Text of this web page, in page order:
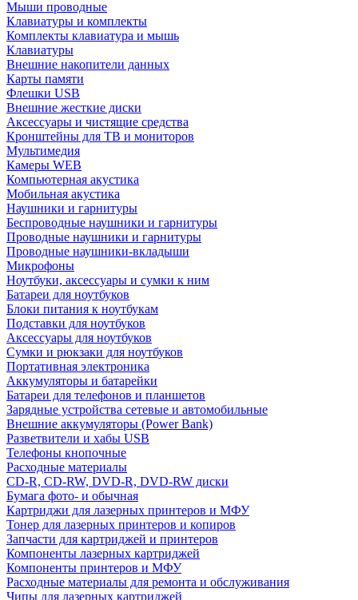
Мыши проводные
Клавиатуры и комплекты
Комплекты клавиатура и мышь
Клавиатуры
Внешние накопители данных
Карты памяти
Флешки USB
Внешние жесткие диски
Аксессуары и чистящие средства
Кронштейны для ТВ и мониторов
Мультимедия
Камеры WEB
Компьютерная акустика
Мобильная акустика
Наушники и гарнитуры
Беспроводные наушники и гарнитуры
Проводные наушники и гарнитуры
Проводные наушники-вкладыши
Микрофоны
Ноутбуки, аксессуары и сумки к ним
Батареи для ноутбуков
Блоки питания к ноутбукам
Подставки для ноутбуков
Аксессуары для ноутбуков
Сумки и рюкзаки для ноутбуков
Портативная электроника
Аккумуляторы и батарейки
Батареи для телефонов и планшетов
Зарядные устройства сетевые и автомобильные
Внешние аккумуляторы (Power Bank)
Разветвители и хабы USB
Телефоны кнопочные
Расходные материалы
CD-R, CD-RW, DVD-R, DVD-RW диски
Бумага фото- и обычная
Картриджи для лазерных принтеров и МФУ
Тонер для лазерных принтеров и копиров
Запчасти для картриджей и принтеров
Компоненты лазерных картриджей
Компоненты принтеров и МФУ
Расходные материалы для ремонта и обслуживания
Чипы для лазерных картриджей